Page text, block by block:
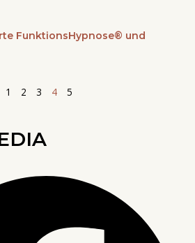
FunktionsHypnose® und
1 2 3 4 5